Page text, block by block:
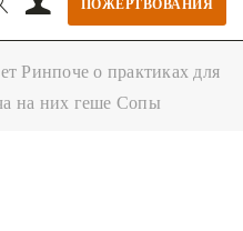
Ринпоче о практиках для
на них геше Сопы